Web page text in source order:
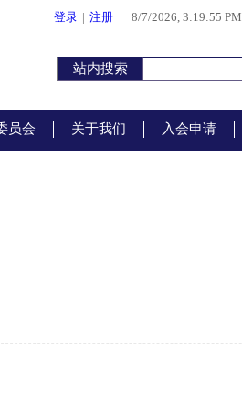
登录 | 注册 8/7/2026, 3:19:55 PM
员会 关于我们 入会申请